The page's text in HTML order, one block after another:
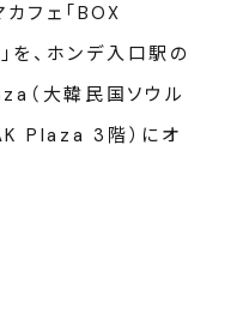
フェ「BOX
、ホンデ入口駅の
（大韓民国ソウル
Plaza 3階）にオ